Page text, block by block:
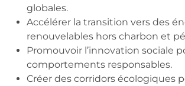
globales.
Accélérer la transition vers des
renouvelables hors charbon et
Promouvoir l’innovation sociale
comportements responsables.
Créer des corridors écologiques